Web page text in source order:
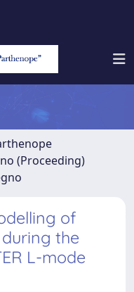
(Proceeding)
of
the
L-mode